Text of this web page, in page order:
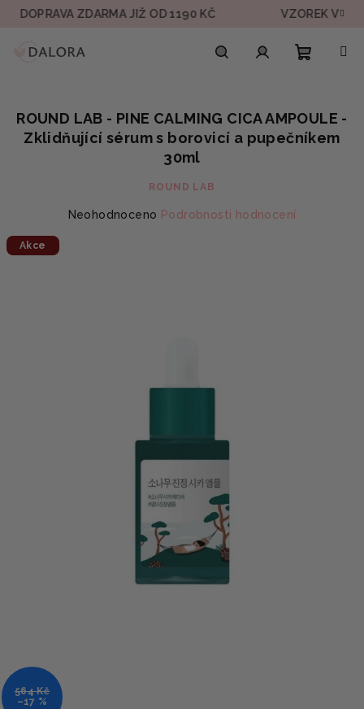
Přejít
ZDARMA JIŽ OD 1190 KČ VZOREK V KAŽDÉ
košík
ROUND LAB - PINE CALMING CICA AMPOULE -
Zklidňující sérum s borovicí a pupečníkem
30ml
ROUND LAB
Průměrné
Neohodnoceno Podrobnosti hodnocení
Akce
564 Kč
–17 %